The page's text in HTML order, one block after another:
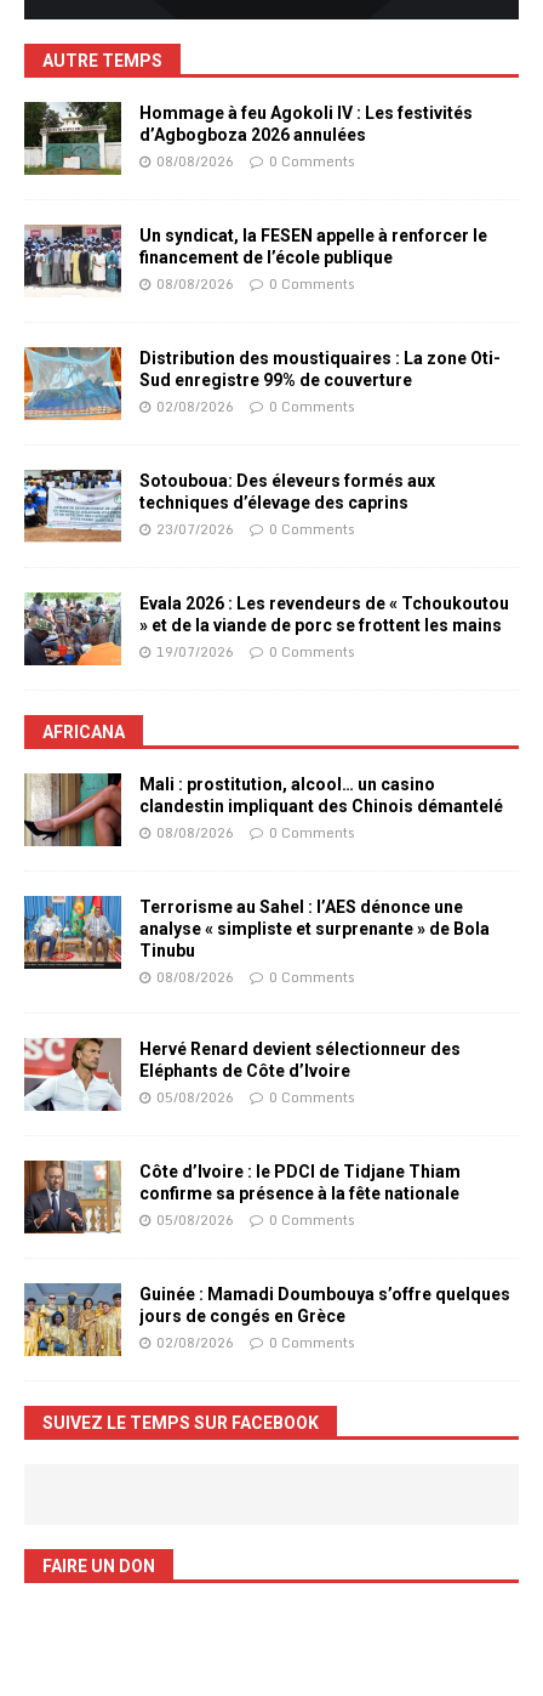
AUTRE TEMPS
Hommage à feu Agokoli IV : Les festivités
d’Agbogboza 2026 annulées
08/08/2026 0 Comments
Un syndicat, la FESEN appelle à renforcer le
financement de l’école publique
08/08/2026 0 Comments
Distribution des moustiquaires : La zone Oti-
Sud enregistre 99% de couverture
02/08/2026 0 Comments
Sotouboua: Des éleveurs formés aux
techniques d’élevage des caprins
23/07/2026 0 Comments
Evala 2026 : Les revendeurs de « Tchoukoutou
» et de la viande de porc se frottent les mains
19/07/2026 0 Comments
AFRICANA
Mali : prostitution, alcool… un casino
clandestin impliquant des Chinois démantelé
08/08/2026 0 Comments
Terrorisme au Sahel : l’AES dénonce une
analyse « simpliste et surprenante » de Bola
Tinubu
08/08/2026 0 Comments
Hervé Renard devient sélectionneur des
Eléphants de Côte d’Ivoire
05/08/2026 0 Comments
Côte d’Ivoire : le PDCI de Tidjane Thiam
confirme sa présence à la fête nationale
05/08/2026 0 Comments
Guinée : Mamadi Doumbouya s’offre quelques
jours de congés en Grèce
02/08/2026 0 Comments
SUIVEZ LE TEMPS SUR FACEBOOK
FAIRE UN DON